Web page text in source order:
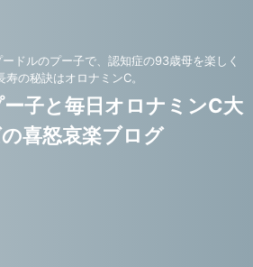
ドルのプー子で、認知症の93歳母を楽しく
寿の秘訣はオロナミンC。
ー子と毎日オロナミンC大
喜怒哀楽ブログ